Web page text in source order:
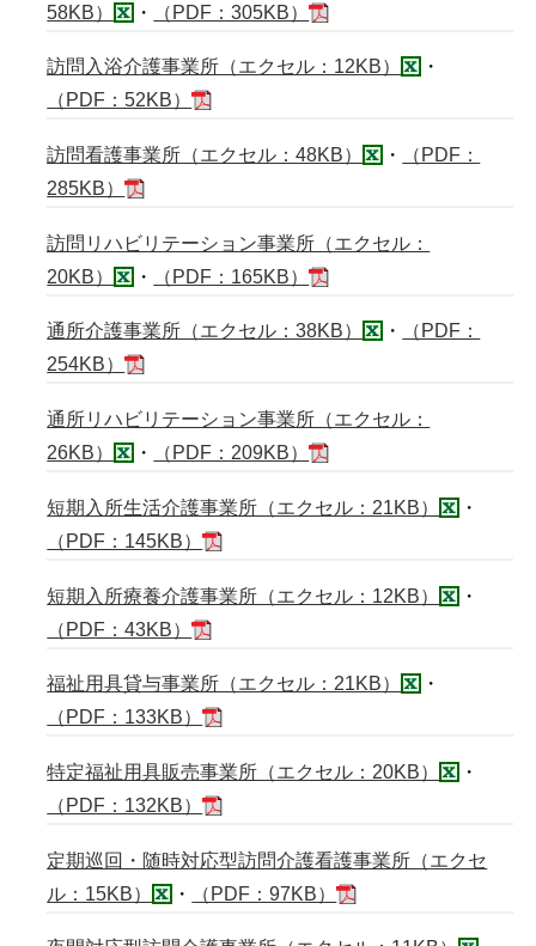
58KB）
・ （PDF：305KB）
訪問入浴介護事業所（エクセル：12KB）
・
（PDF：52KB）
訪問看護事業所（エクセル：48KB） ・
（PDF：
285KB）
訪問リハビリテーション事業所（エクセル：
20KB）
・ （PDF：165KB）
通所介護事業所（エクセル：38KB） ・
（PDF：
254KB）
通所リハビリテーション事業所（エクセル：
26KB）
・ （PDF：209KB）
短期入所生活介護事業所（エクセル：21KB）
・
（PDF：145KB）
短期入所療養介護事業所（エクセル：12KB）
・
（PDF：43KB）
福祉用具貸与事業所（エクセル：21KB）
・
（PDF：133KB）
特定福祉用具販売事業所（エクセル：20KB）
・
（PDF：132KB）
定期巡回・随時対応型訪問介護看護事業所（エクセ
ル：15KB）
・ （PDF：97KB）